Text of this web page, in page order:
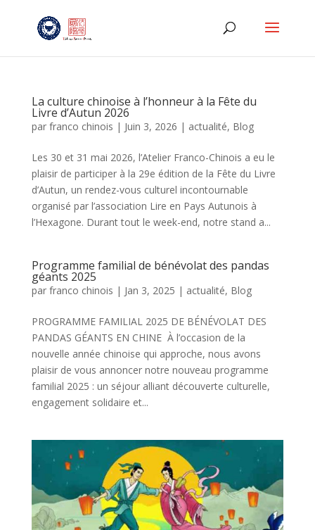
La culture chinoise à l’honneur à la Fête du
Livre d’Autun 2026
par franco chinois | Juin 3, 2026 | actualité, Blog
Les 30 et 31 mai 2026, l’Atelier Franco-Chinois a eu le
plaisir de participer à la 29e édition de la Fête du Livre
d’Autun, un rendez-vous culturel incontournable
organisé par l’association Lire en Pays Autunois à
l’Hexagone. Durant tout le week-end, notre stand a...
Programme familial de bénévolat des pandas
géants 2025
par franco chinois | Jan 3, 2025 | actualité, Blog
PROGRAMME FAMILIAL 2025 DE BÉNÉVOLAT DES
PANDAS GÉANTS EN CHINE À l’occasion de la
nouvelle année chinoise qui approche, nous avons
plaisir de vous annoncer notre nouveau programme
familial 2025 : un séjour alliant découverte culturelle,
engagement solidaire et...